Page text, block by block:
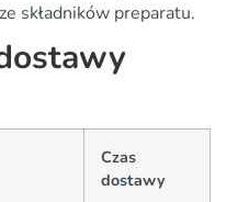
składników preparatu.
Czas
dostawy